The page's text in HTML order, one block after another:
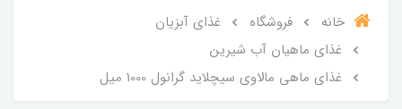
خانه فروشگاه
غذای آبزیان
غذای ماهیان آب شیرین
غذای ماهی مالاوی سیچلاید گرانول 1000 میل